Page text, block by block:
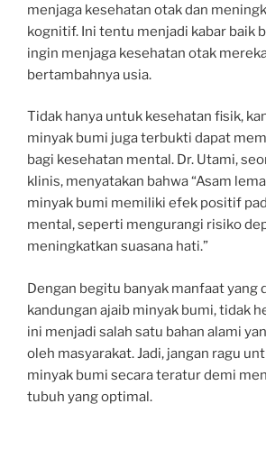
menjaga kesehatan otak dan
kognitif. Ini tentu menjadi kabar baik
ingin menjaga kesehatan otak
bertambahnya usia.
Tidak hanya untuk kesehatan fisik,
minyak bumi juga terbukti dapat
bagi kesehatan mental. Dr. Utami,
klinis, menyatakan bahwa “Asam
minyak bumi memiliki efek positif
mental, seperti mengurangi risiko
meningkatkan suasana hati.”
Dengan begitu banyak manfaat yang
kandungan ajaib minyak bumi, tidak
ini menjadi salah satu bahan alami
oleh masyarakat. Jadi, jangan ragu
minyak bumi secara teratur demi
tubuh yang optimal.